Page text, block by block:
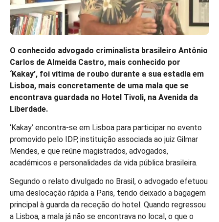
O conhecido advogado criminalista brasileiro Antônio
Carlos de Almeida Castro, mais conhecido por
‘Kakay’, foi vítima de roubo durante a sua estadia em
Lisboa, mais concretamente de uma mala que se
encontrava guardada no Hotel Tivoli, na Avenida da
Liberdade.
‘Kakay’ encontra-se em Lisboa para participar no evento
promovido pelo IDP, instituição associada ao juiz Gilmar
Mendes, e que reúne magistrados, advogados,
académicos e personalidades da vida pública brasileira.
Segundo o relato divulgado no Brasil, o advogado efetuou
uma deslocação rápida a Paris, tendo deixado a bagagem
principal à guarda da receção do hotel. Quando regressou
a Lisboa, a mala já não se encontrava no local, o que o